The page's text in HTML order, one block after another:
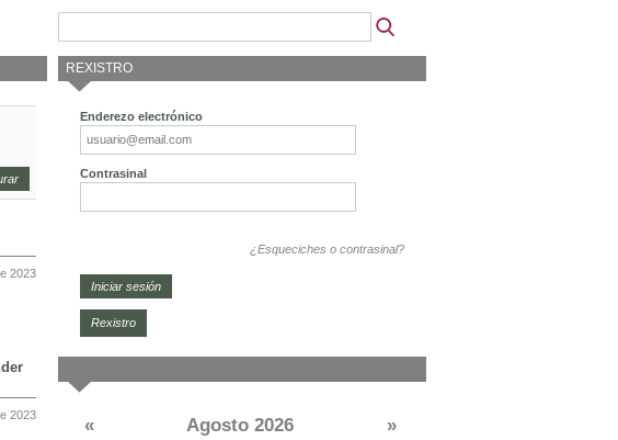
2023
2023
REXISTRO
Enderezo electrónico
Contrasinal
¿Esqueciches o contrasinal?
Rexistro
« Agosto 2026 »